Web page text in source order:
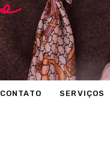
CONTATO SERVIÇOS